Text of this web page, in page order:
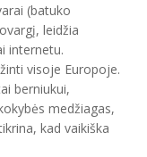
(batuko
leidžia
internetu.
visoje Europoje.
berniukui,
medžiagas,
kad vaikiška